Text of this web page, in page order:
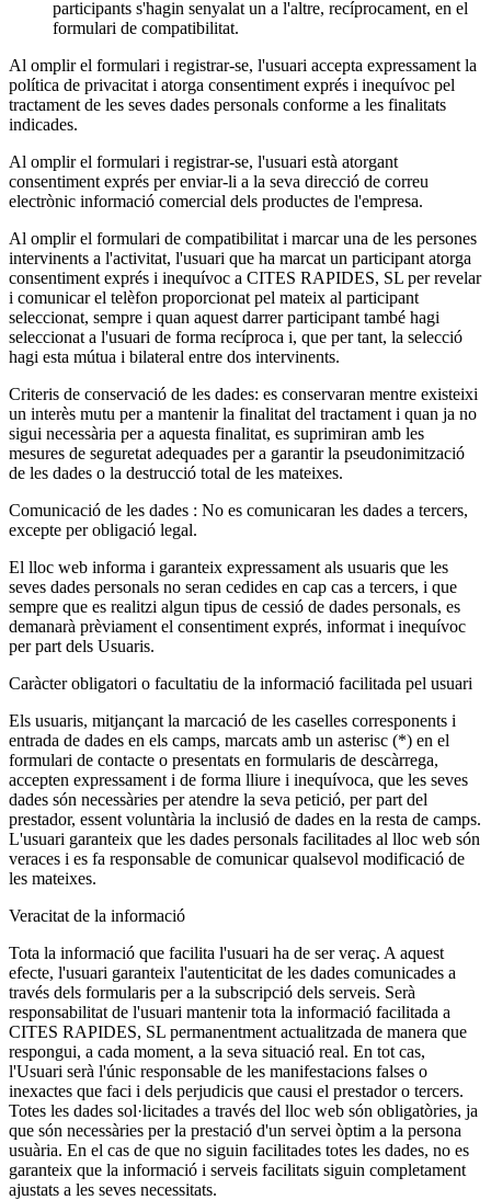
participants s'hagin senyalat un a l'altre, recíprocament, en el
formulari de compatibilitat.
Al omplir el formulari i registrar-se, l'usuari accepta expressament la
política de privacitat i atorga consentiment exprés i inequívoc pel
tractament de les seves dades personals conforme a les finalitats
indicades.
Al omplir el formulari i registrar-se, l'usuari està atorgant
consentiment exprés per enviar-li a la seva direcció de correu
electrònic informació comercial dels productes de l'empresa.
Al omplir el formulari de compatibilitat i marcar una de les persones
intervinents a l'activitat, l'usuari que ha marcat un participant atorga
consentiment exprés i inequívoc a CITES RAPIDES, SL per revelar
i comunicar el telèfon proporcionat pel mateix al participant
seleccionat, sempre i quan aquest darrer participant també hagi
seleccionat a l'usuari de forma recíproca i, que per tant, la selecció
hagi esta mútua i bilateral entre dos intervinents.
Criteris de conservació de les dades: es conservaran mentre existeixi
un interès mutu per a mantenir la finalitat del tractament i quan ja no
sigui necessària per a aquesta finalitat, es suprimiran amb les
mesures de seguretat adequades per a garantir la pseudonimització
de les dades o la destrucció total de les mateixes.
Comunicació de les dades : No es comunicaran les dades a tercers,
excepte per obligació legal.
El lloc web informa i garanteix expressament als usuaris que les
seves dades personals no seran cedides en cap cas a tercers, i que
sempre que es realitzi algun tipus de cessió de dades personals, es
demanarà prèviament el consentiment exprés, informat i inequívoc
per part dels Usuaris.
Caràcter obligatori o facultatiu de la informació facilitada pel usuari
Els usuaris, mitjançant la marcació de les caselles corresponents i
entrada de dades en els camps, marcats amb un asterisc (*) en el
formulari de contacte o presentats en formularis de descàrrega,
accepten expressament i de forma lliure i inequívoca, que les seves
dades són necessàries per atendre la seva petició, per part del
prestador, essent voluntària la inclusió de dades en la resta de camps.
L'usuari garanteix que les dades personals facilitades al lloc web són
veraces i es fa responsable de comunicar qualsevol modificació de
les mateixes.
Veracitat de la informació
Tota la informació que facilita l'usuari ha de ser veraç. A aquest
efecte, l'usuari garanteix l'autenticitat de les dades comunicades a
través dels formularis per a la subscripció dels serveis. Serà
responsabilitat de l'usuari mantenir tota la informació facilitada a
CITES RAPIDES, SL permanentment actualitzada de manera que
respongui, a cada moment, a la seva situació real. En tot cas,
l'Usuari serà l'únic responsable de les manifestacions falses o
inexactes que faci i dels perjudicis que causi el prestador o tercers.
Totes les dades sol·licitades a través del lloc web són obligatòries, ja
que són necessàries per la prestació d'un servei òptim a la persona
usuària. En el cas de que no siguin facilitades totes les dades, no es
garanteix que la informació i serveis facilitats siguin completament
ajustats a les seves necessitats.